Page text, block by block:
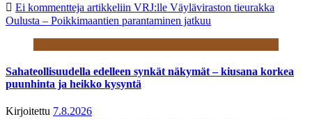
Ei kommentteja artikkeliin VRJ:lle Väyläviraston tieurakka
Oulusta – Poikkimaantien parantaminen jatkuu
Sahateollisuudella edelleen synkät näkymät – kiusana korkea
puunhinta ja heikko kysyntä
Kirjoitettu 7.8.2026